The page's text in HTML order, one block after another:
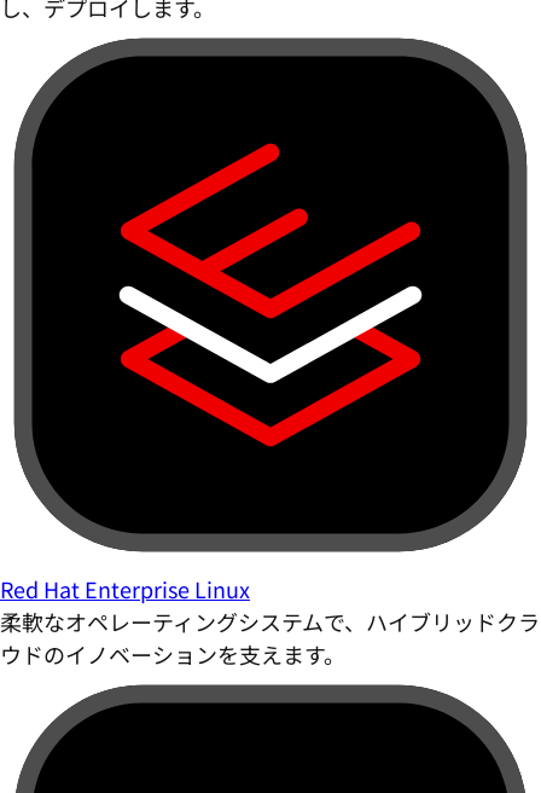
し、デプロイします。
Red Hat Enterprise Linux
柔軟なオペレーティングシステムで、ハイブリッドクラ
ウドのイノベーションを支えます。